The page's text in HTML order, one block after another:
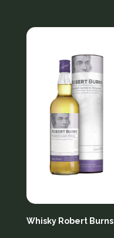
Whisky Robert Burns